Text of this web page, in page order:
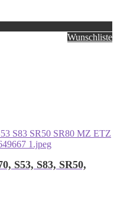
Wunschliste
S53, S83, SR50,